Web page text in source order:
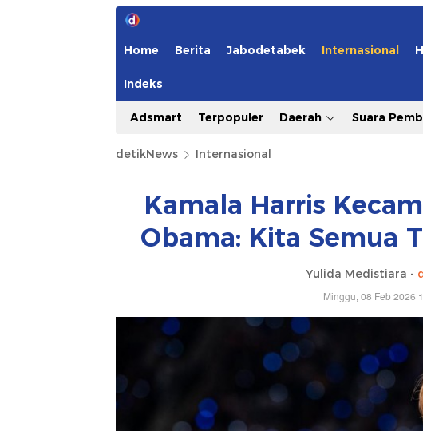
Home Berita Jabodetabek Internasional
Indeks
Adsmart Terpopuler Daerah Suara
detikNews Internasional
Kamala Harris
Obama: Kita Semua
Yulida Medistiara -
Minggu, 08 Feb 2026